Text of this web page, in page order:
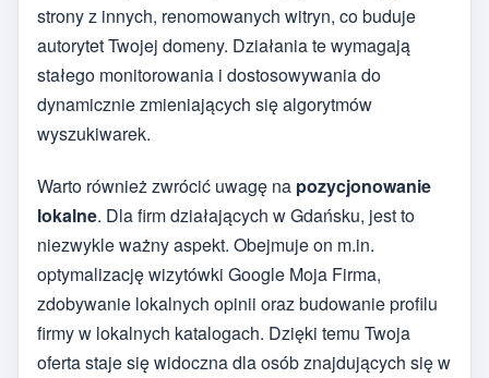
strony z innych, renomowanych witryn, co buduje
autorytet Twojej domeny. Działania te wymagają
stałego monitorowania i dostosowywania do
dynamicznie zmieniających się algorytmów
wyszukiwarek.
Warto również zwrócić uwagę na pozycjonowanie
lokalne. Dla firm działających w Gdańsku, jest to
niezwykle ważny aspekt. Obejmuje on m.in.
optymalizację wizytówki Google Moja Firma,
zdobywanie lokalnych opinii oraz budowanie profilu
firmy w lokalnych katalogach. Dzięki temu Twoja
oferta staje się widoczna dla osób znajdujących się w